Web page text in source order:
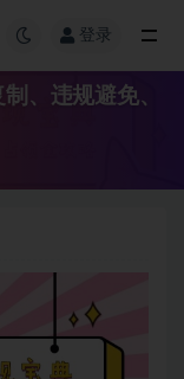
登录
、违规避免、